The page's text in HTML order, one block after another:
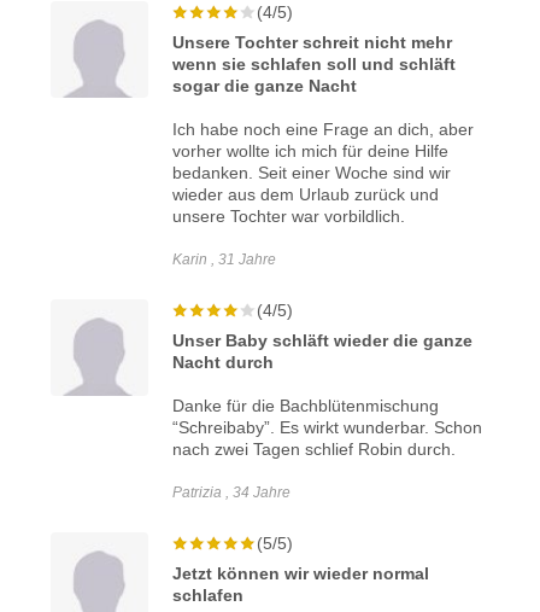
(4/5)
Unsere Tochter schreit nicht mehr
wenn sie schlafen soll und schläft
sogar die ganze Nacht
Ich habe noch eine Frage an dich, aber
vorher wollte ich mich für deine Hilfe
bedanken. Seit einer Woche sind wir
wieder aus dem Urlaub zurück und
unsere Tochter war vorbildlich.
Karin , 31 Jahre
(4/5)
Unser Baby schläft wieder die ganze
Nacht durch
Danke für die Bachblütenmischung
“Schreibaby”. Es wirkt wunderbar. Schon
nach zwei Tagen schlief Robin durch.
Patrizia , 34 Jahre
(5/5)
Jetzt können wir wieder normal
schlafen